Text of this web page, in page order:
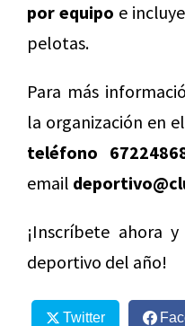
por equipo e
pelotas.
Para más
la organización en
teléfono
email
¡Inscríbete ahora
deportivo del año!
Twitter